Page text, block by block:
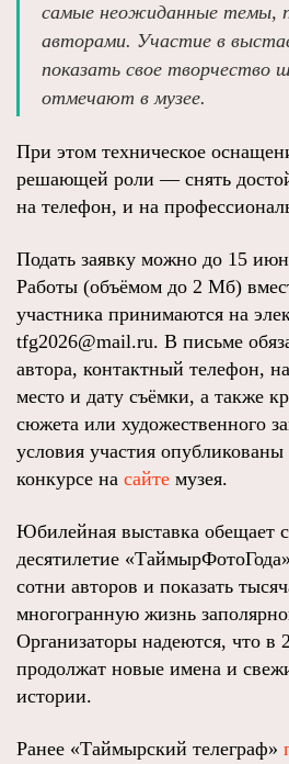
самые неожиданные темы,
авторами. Участие в
показать свое творчество
отмечают в музее.
При этом техническое
решающей роли — снять
на телефон, и на
Подать заявку можно до 15
Работы (объёмом до 2 Мб)
участника принимаются на
tfg2026@mail.ru. В письме
автора, контактный телефон,
место и дату съёмки, а также
сюжета или художественного
условия участия
конкурсе на сайте музея.
Юбилейная выставка обещает
десятилетие
сотни авторов и показать
многогранную жизнь
Организаторы надеются, что в
продолжат новые имена и
истории.
Ранее «Таймырский телеграф»